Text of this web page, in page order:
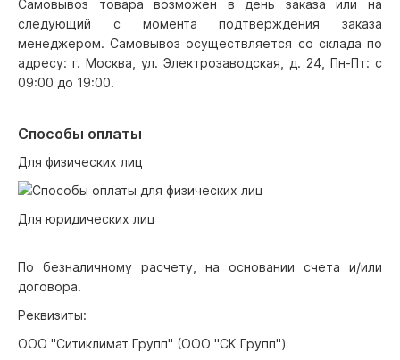
Самовывоз товара возможен в день заказа или на
следующий с момента подтверждения заказа
менеджером. Самовывоз осуществляется со склада по
адресу: г. Москва, ул. Электрозаводская, д. 24, Пн-Пт: с
09:00 до 19:00.
Способы оплаты
Для физических лиц
Для юридических лиц
По безналичному расчету, на основании счета и/или
договора.
Реквизиты:
ООО "Ситиклимат Групп" (ООО "СК Групп")